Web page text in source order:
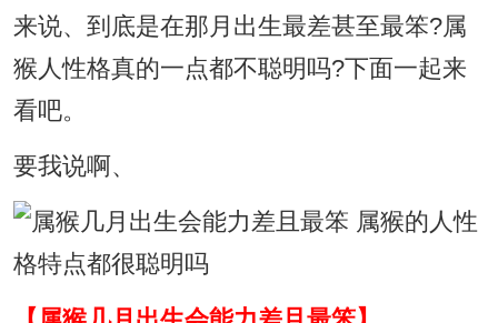
来说、到底是在那月出生最差甚至最笨?属
猴人性格真的一点都不聪明吗?下面一起来
看吧。
要我说啊、